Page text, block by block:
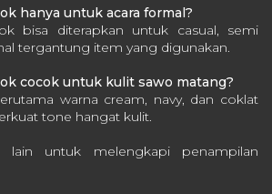
hanya untuk acara formal?
bisa diterapkan untuk casual, semi
tergantung item yang digunakan.
cocok untuk kulit sawo matang?
warna cream, navy, dan coklat
tone hangat kulit.
lain untuk melengkapi penampilan